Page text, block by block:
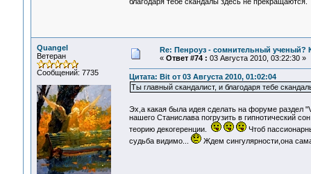
Quangel
Ветеран
Сообщений: 7735
Re: Пенроуз - сомнительный ученый?
« Ответ #74 : 03 Августа 2010, 03:22:30 »
Цитата: Bit от 03 Августа 2010, 01:02:04
Ты главный скандалист, и благодаря тебе
Эх,а какая была идея сделать на форуме раздел
нашего Станислава погрузить в гипнотический
теорию декогеренции.
Чтоб
судьба видимо...
Ждем сингулярности,она